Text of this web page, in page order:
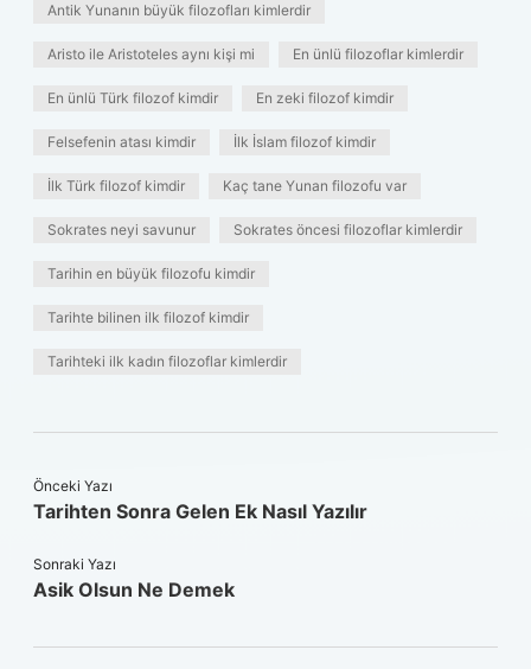
Antik Yunanın büyük filozofları kimlerdir
Aristo ile Aristoteles aynı kişi mi En ünlü filozoflar kimlerdir
En ünlü Türk filozof kimdir En zeki filozof kimdir
Felsefenin atası kimdir İlk İslam filozof kimdir
İlk Türk filozof kimdir Kaç tane Yunan filozofu var
Sokrates neyi savunur Sokrates öncesi filozoflar kimlerdir
Tarihin en büyük filozofu kimdir
Tarihte bilinen ilk filozof kimdir
Tarihteki ilk kadın filozoflar kimlerdir
Önceki Yazı
Tarihten Sonra Gelen Ek Nasıl Yazılır
Sonraki Yazı
Asik Olsun Ne Demek